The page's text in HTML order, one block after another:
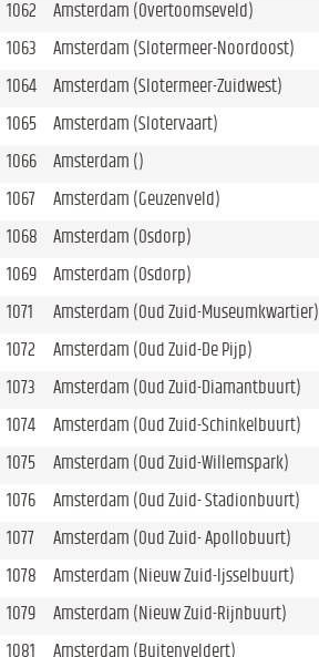
1062
Amsterdam (Overtoomseveld)
1063
Amsterdam (Slotermeer-Noordoost)
1064
Amsterdam (Slotermeer-Zuidwest)
1065
Amsterdam (Slotervaart)
1066
Amsterdam ()
1067
Amsterdam (Geuzenveld)
1068
Amsterdam (Osdorp)
1069
Amsterdam (Osdorp)
1071
Amsterdam (Oud Zuid-Museumkwartier)
1072
Amsterdam (Oud Zuid-De Pijp)
1073
Amsterdam (Oud Zuid-Diamantbuurt)
1074
Amsterdam (Oud Zuid-Schinkelbuurt)
1075
Amsterdam (Oud Zuid-Willemspark)
1076
Amsterdam (Oud Zuid- Stadionbuurt)
1077
Amsterdam (Oud Zuid- Apollobuurt)
1078
Amsterdam (Nieuw Zuid-Ijsselbuurt)
1079
Amsterdam (Nieuw Zuid-Rijnbuurt)
1081
Amsterdam (Buitenveldert)